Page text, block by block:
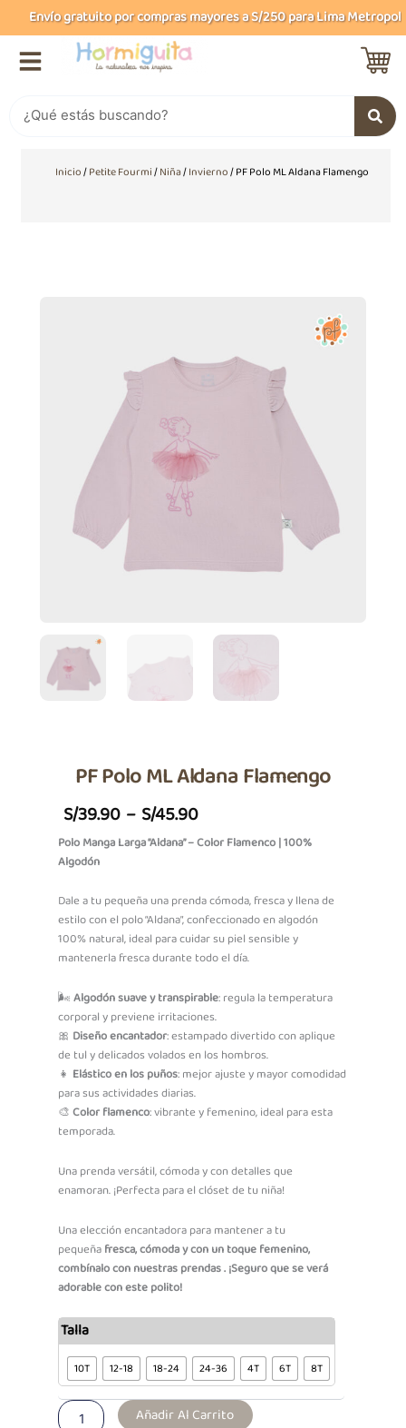
al
contenido
Envío gratuito por compras mayores a S/250 para Lima
Inicio/Petite Fourmi/Niña/Invierno/ PF Polo ML Aldana Flamengo
PF Polo ML Aldana Flamengo
S/39.90 – S/45.90Price
Range:
Through
S/45.90
Polo Manga Larga “Aldana” – Color Flamenco | 100%
Algodón
Dale a tu pequeña una prenda cómoda, fresca y llena de
estilo con el polo “Aldana”, confeccionado en algodón
100% natural, ideal para cuidar su piel sensible y
mantenerla fresca durante todo el día.
🌬️Algodón suave y transpirable: regula la temperatura
corporal y previene irritaciones.
🎀 Diseño encantador: estampado divertido con aplique
de tul y delicados volados en los hombros.
👧 Elástico en los puños: mejor ajuste y mayor comodidad
para sus actividades diarias.
🎨Color flamenco: vibrante y femenino, ideal para esta
temporada.
Una prenda versátil, cómoda y con detalles que
enamoran. ¡Perfecta para el clóset de tu niña!
Una elección encantadora para mantener a tu
pequeñafresca, cómoda y con un toque femenino,
combínalo con nuestras prendas . ¡Seguro que se verá
adorable con este polito!
Talla
10T 12-18 18-24 24-36 4T 6T 8T
PF
Polo
ML
Aldana
Flamengo
cantidad
Añadir Al Carrito